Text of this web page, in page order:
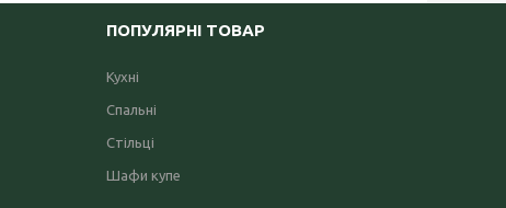
ПОПУЛЯРНІ ТОВАР
Кухні
Спальні
Стільці
Шафи купе